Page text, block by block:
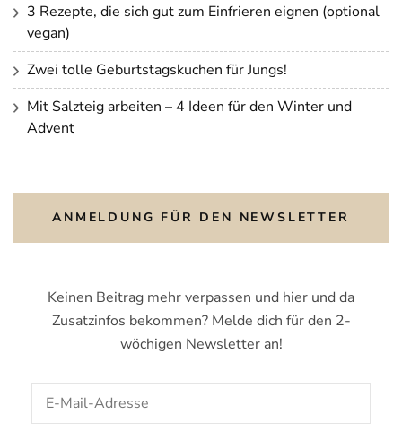
3 Rezepte, die sich gut zum Einfrieren eignen (optional
vegan)
Zwei tolle Geburtstagskuchen für Jungs!
Mit Salzteig arbeiten – 4 Ideen für den Winter und
Advent
ANMELDUNG FÜR DEN NEWSLETTER
Keinen Beitrag mehr verpassen und hier und da
Zusatzinfos bekommen? Melde dich für den 2-
wöchigen Newsletter an!